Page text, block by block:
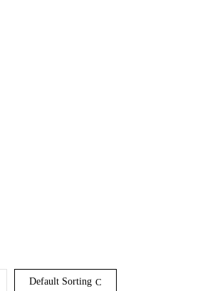
Default Sorting